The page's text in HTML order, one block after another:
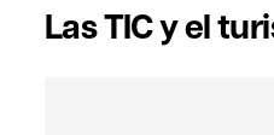
Las TIC y el